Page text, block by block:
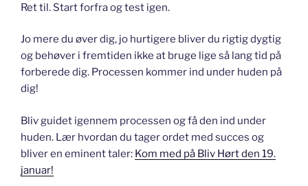
Ret til. Start forfra og test igen.
Jo mere du øver dig, jo hurtigere bliver du rigtig dygtig
og behøver i fremtiden ikke at bruge lige så lang tid på
forberede dig. Processen kommer ind under huden på
dig!
Bliv guidet igennem processen og få den ind under
huden. Lær hvordan du tager ordet med succes og
bliver en eminent taler: Kom med på Bliv Hørt den 19.
januar!